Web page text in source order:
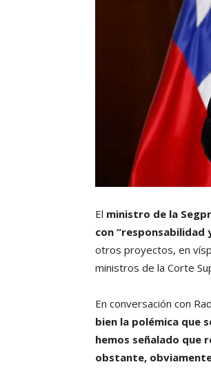
El ministro de la
con “responsabilidad
otros proyectos, en
ministros de la Corte
En conversación con
bien la polémica que
hemos señalado que
obstante,